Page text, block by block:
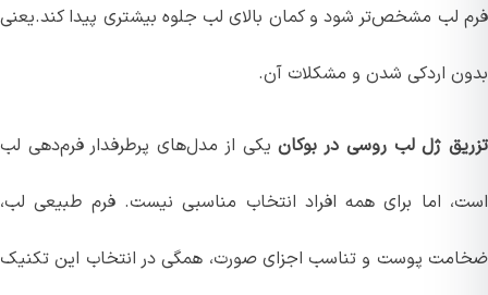
لب مشخص‌تر شود و کمان بالای لب جلوه بیشتری پیدا کند.یعنی
اردکی شدن و مشکلات آن.
ژل لب روسی در بوکانیکی از مدل‌های پرطرفدار فرم‌دهی لب
اما برای همه افراد انتخاب مناسبی نیست. فرم طبیعی لب،
پوست و تناسب اجزای صورت، همگی در انتخاب این تکنیک